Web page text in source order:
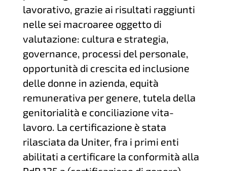
lavorativo, grazie ai risultati raggiunti
nelle sei macroaree oggetto di
valutazione: cultura e strategia,
governance, processi del personale,
opportunità di crescita ed inclusione
delle donne in azienda, equità
remunerativa per genere, tutela della
genitorialità e conciliazione vita-
lavoro. La certificazione è stata
rilasciata da Uniter, fra i primi enti
abilitati a certificare la conformità alla